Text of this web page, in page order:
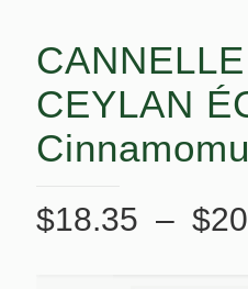
CEYLAN
$18.35 – $